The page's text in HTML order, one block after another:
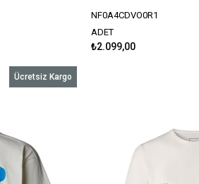
NF0A4CDVO0R1
ADET
₺2.099,00
Ücretsiz Kargo